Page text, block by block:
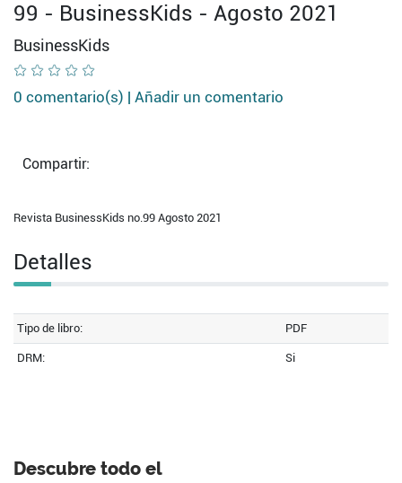
99 - BusinessKids - Agosto 2021
BusinessKids
0 comentario(s) | Añadir un comentario
Compartir:
Revista BusinessKids no.99 Agosto 2021
Detalles
Tipo de libro: PDF
DRM: Si
Descubre todo el